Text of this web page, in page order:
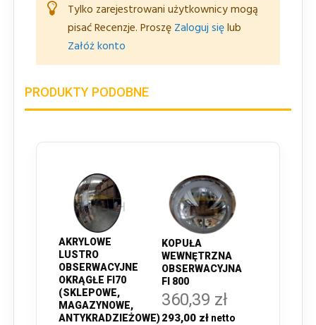
Tylko zarejestrowani użytkownicy mogą
pisać Recenzje. Proszę Zaloguj sięlub
Załóż konto
PRODUKTY PODOBNE
AKRYLOWE
LUSTRO
OBSERWACYJNE
OKRĄGŁE FI70
(SKLEPOWE,
MAGAZYNOWE,
ANTYKRADZIEŻOWE)
KOPUŁA
WEWNĘTRZNA
OBSERWACYJNA
FI 800
360,39 zł
293,00 zł